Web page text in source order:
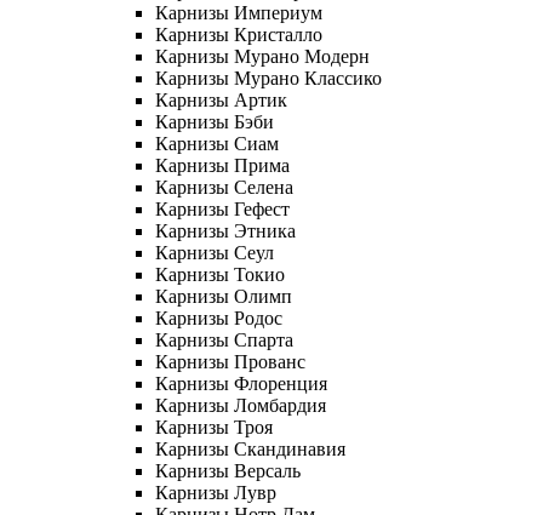
Карнизы Империум
Карнизы Кристалло
Карнизы Мурано Модерн
Карнизы Мурано Классико
Карнизы Артик
Карнизы Бэби
Карнизы Сиам
Карнизы Прима
Карнизы Селена
Карнизы Гефест
Карнизы Этника
Карнизы Сеул
Карнизы Токио
Карнизы Олимп
Карнизы Родос
Карнизы Спарта
Карнизы Прованс
Карнизы Флоренция
Карнизы Ломбардия
Карнизы Троя
Карнизы Скандинавия
Карнизы Версаль
Карнизы Лувр